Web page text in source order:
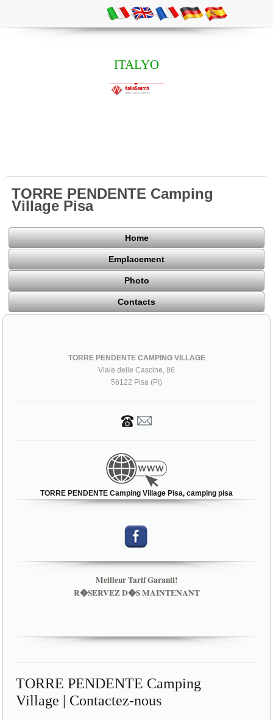
ITALYO
TORRE PENDENTE Camping
Village Pisa
Home
Emplacement
Photo
Contacts
TORRE PENDENTE CAMPING VILLAGE
Viale delle Cascine, 86
56122 Pisa (PI)
TORRE PENDENTE Camping Village Pisa, camping pisa
Meilleur Tarif Garanti!
R�SERVEZ D�S MAINTENANT
TORRE PENDENTE Camping
Village | Contactez-nous